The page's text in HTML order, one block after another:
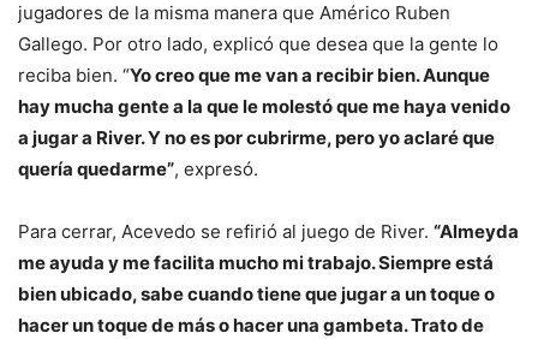
jugadores de la misma manera que Américo Ruben
Gallego. Por otro lado, explicó que desea que la gente lo
reciba bien. “Yo creo que me van a recibir bien. Aunque
hay mucha gente a la que le molestó que me haya venido
a jugar a River. Y no es por cubrirme, pero yo aclaré que
quería quedarme”, expresó.
Para cerrar, Acevedo se refirió al juego de River. “Almeyda
me ayuda y me facilita mucho mi trabajo. Siempre está
bien ubicado, sabe cuando tiene que jugar a un toque o
hacer un toque de más o hacer una gambeta. Trato de